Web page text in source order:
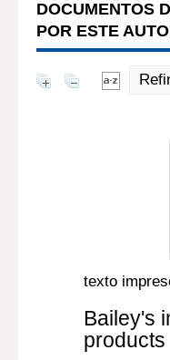
DOCUMENTOS
POR ESTE
texto
Bailey's
products